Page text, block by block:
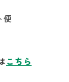
便
こちら